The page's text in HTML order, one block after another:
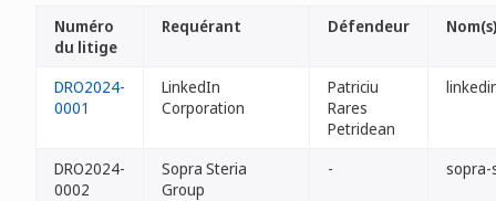
Numéro
du litige
Requérant Défendeur
DRO2024-
0001
LinkedIn
Corporation
Patriciu
Rares
Petridean
DRO2024-
0002
Sopra Steria
Group
- sopra-